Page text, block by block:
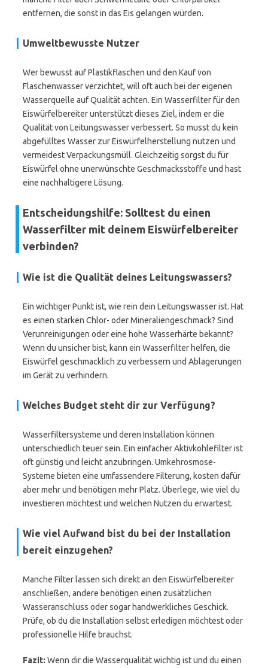
entfernen, die sonst in das Eis gelangen würden.
Umweltbewusste Nutzer
Wer bewusst auf Plastikflaschen und den Kauf von
Flaschenwasser verzichtet, will oft auch bei der eigenen
Wasserquelle auf Qualität achten. Ein Wasserfilter für den
Eiswürfelbereiter unterstützt dieses Ziel, indem er die
Qualität von Leitungswasser verbessert. So musst du kein
abgefülltes Wasser zur Eiswürfelherstellung nutzen und
vermeidest Verpackungsmüll. Gleichzeitig sorgst du für
Eiswürfel ohne unerwünschte Geschmacksstoffe und hast
eine nachhaltigere Lösung.
Entscheidungshilfe: Solltest du einen
Wasserfilter mit deinem Eiswürfelbereiter
verbinden?
Wie ist die Qualität deines Leitungswassers?
Ein wichtiger Punkt ist, wie rein dein Leitungswasser ist. Hat
es einen starken Chlor- oder Mineraliengeschmack? Sind
Verunreinigungen oder eine hohe Wasserhärte bekannt?
Wenn du unsicher bist, kann ein Wasserfilter helfen, die
Eiswürfel geschmacklich zu verbessern und Ablagerungen
im Gerät zu verhindern.
Welches Budget steht dir zur Verfügung?
Wasserfiltersysteme und deren Installation können
unterschiedlich teuer sein. Ein einfacher Aktivkohlefilter ist
oft günstig und leicht anzubringen. Umkehrosmose-
Systeme bieten eine umfassendere Filterung, kosten dafür
aber mehr und benötigen mehr Platz. Überlege, wie viel du
investieren möchtest und welchen Nutzen du erwartest.
Wie viel Aufwand bist du bei der Installation
bereit einzugehen?
Manche Filter lassen sich direkt an den Eiswürfelbereiter
anschließen, andere benötigen einen zusätzlichen
Wasseranschluss oder sogar handwerkliches Geschick.
Prüfe, ob du die Installation selbst erledigen möchtest oder
professionelle Hilfe brauchst.
Fazit: Wenn dir die Wasserqualität wichtig ist und du einen